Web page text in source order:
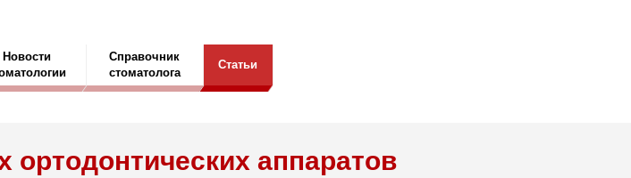
Новости
Справочник
стоматолога
Статьи
аппаратов